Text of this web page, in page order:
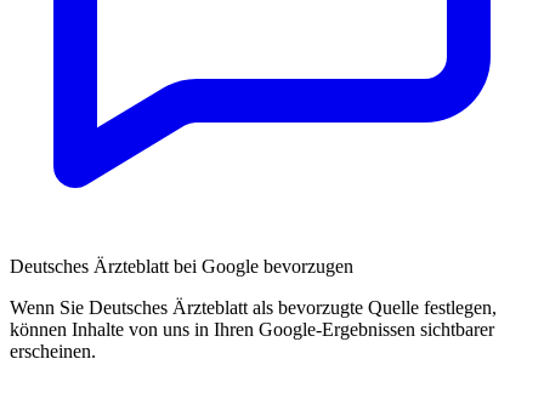
Deutsches Ärzteblatt bei Google bevorzugen
Wenn Sie Deutsches Ärzteblatt als bevorzugte Quelle festlegen,
können Inhalte von uns in Ihren Google-Ergebnissen sichtbarer
erscheinen.